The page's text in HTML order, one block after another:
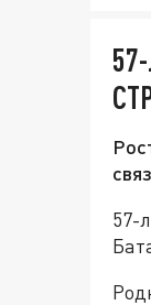
57-